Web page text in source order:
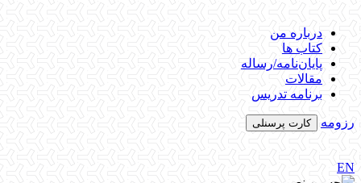
درباره من
کتاب ها
پایان‌نامه‌/رساله
مقالات
برنامه تدریس
رزومه کارت پرسنلی
EN